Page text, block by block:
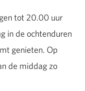
tot 20.00 uur
in de ochtenduren
genieten. Op
de middag zo